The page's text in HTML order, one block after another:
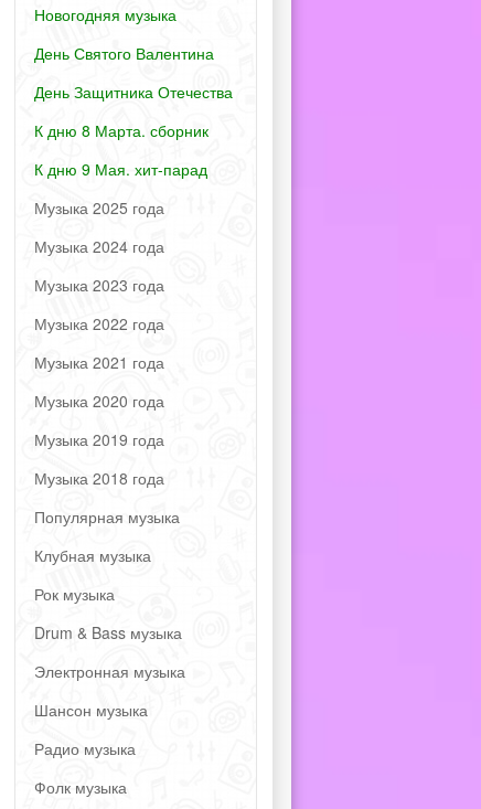
Новогодняя музыка
День Святого Валентина
День Защитника Отечества
К дню 8 Марта. сборник
К дню 9 Мая. хит-парад
Музыка 2025 года
Музыка 2024 года
Музыка 2023 года
Музыка 2022 года
Музыка 2021 года
Музыка 2020 года
Музыка 2019 года
Музыка 2018 года
Популярная музыка
Клубная музыка
Рок музыка
Drum & Bass музыка
Электронная музыка
Шансон музыка
Радио музыка
Фолк музыка